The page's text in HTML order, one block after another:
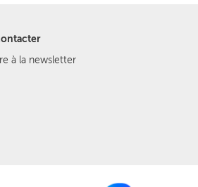
à la newsletter